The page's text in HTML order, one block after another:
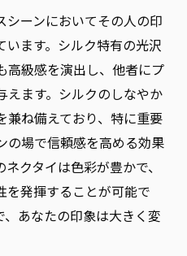
シーンにおいてその人の印
ます。シルク特有の光沢
高級感を演出し、他者にプ
えます。シルクのしなやか
兼ね備えており、特に重要
の場で信頼感を高める効果
クタイは色彩が豊かで、
を発揮することが可能で
あなたの印象は大きく変